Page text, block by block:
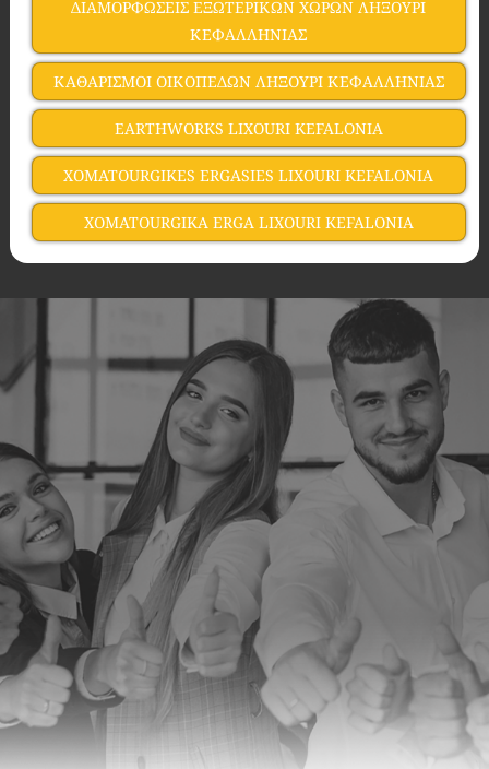
ΔΙΑΜΟΡΦΩΣΕΙΣ ΕΞΩΤΕΡΙΚΩΝ ΧΩΡΩΝ ΛΗΞΟΥΡΙ
ΚΕΦΑΛΛΗΝΙΑΣ
ΚΑΘΑΡΙΣΜΟΙ ΟΙΚΟΠΕΔΩΝ ΛΗΞΟΥΡΙ ΚΕΦΑΛΛΗΝΙΑΣ
EARTHWORKS LIXOURI KEFALONIA
XOMATOURGIKES ERGASIES LIXOURI KEFALONIA
XOMATOURGIKΑ ERGA LIXOURI KEFALONIA